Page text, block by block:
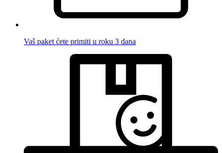
Vaš paket ćete primiti u roku 3 dana